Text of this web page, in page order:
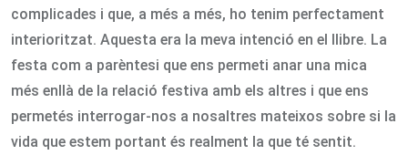
complicades i que, a més a més, ho tenim perfectament
interioritzat. Aquesta era la meva intenció en el llibre. La
festa com a parèntesi que ens permeti anar una mica
més enllà de la relació festiva amb els altres i que ens
permetés interrogar-nos a nosaltres mateixos sobre si la
vida que estem portant és realment la que té sentit.